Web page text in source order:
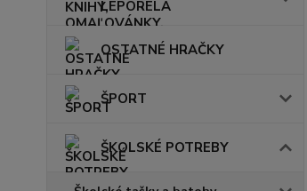
LEPORELÁ
OSTATNÉ HRAČKY
ŠPORT
ŠKOLSKÉ POTREBY